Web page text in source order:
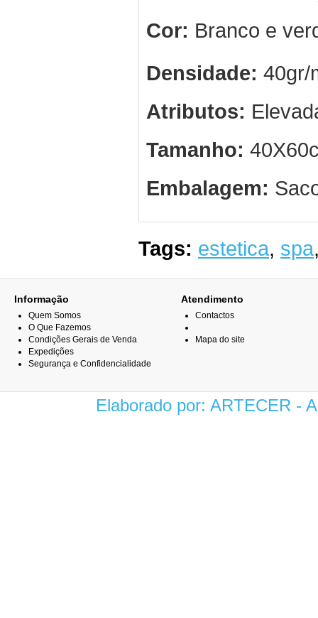
Cor: Branco e
Densidade: 40gr/
Atributos:
Tamanho:
Embalagem:
Tags: estetica, spa
Informação
Quem Somos
O Que Fazemos
Condições Gerais de Venda
Expedições
Segurança e Confidencialidade
Atendimento
Contactos
Mapa do site
Elaborado por: ARTECER -